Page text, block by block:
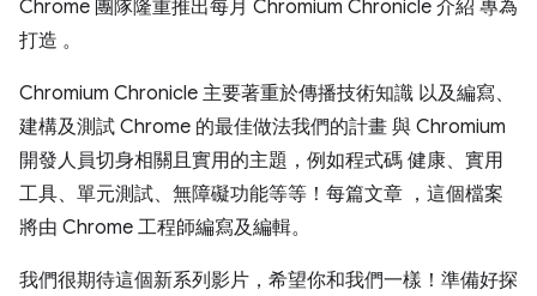
Chrome 團隊隆重推出每月 Chromium Chronicle 介紹 專為
打造 。
Chromium Chronicle 主要著重於傳播技術知識 以及編寫、
建構及測試 Chrome 的最佳做法我們的計畫 與 Chromium
開發人員切身相關且實用的主題，例如程式碼 健康、實用
工具、單元測試、無障礙功能等等！每篇文章 ，這個檔案
將由 Chrome 工程師編寫及編輯。
我們很期待這個新系列影片，希望你和我們一樣！準備好探